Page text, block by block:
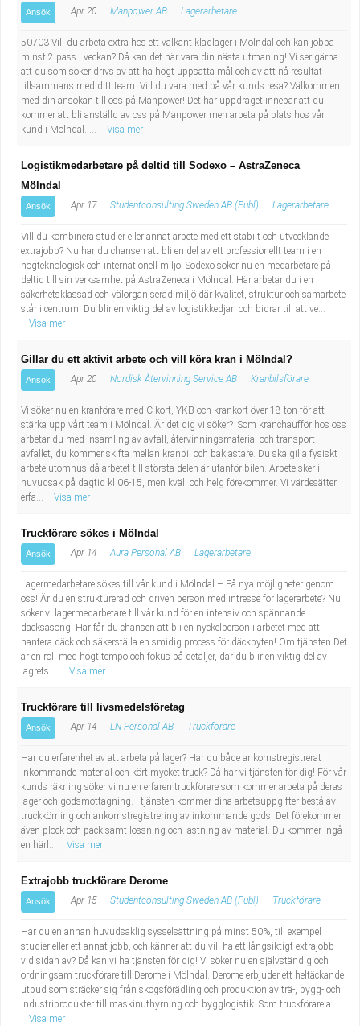
Ansök Apr 20 Manpower AB Lagerarbetare
50703 Vill du arbeta extra hos ett välkänt klädlager i Mölndal och kan jobba
minst 2 pass i veckan? Då kan det här vara din nästa utmaning! Vi ser gärna
att du som söker drivs av att ha högt uppsatta mål och av att nå resultat
tillsammans med ditt team. Vill du vara med på vår kunds resa? Välkommen
med din ansökan till oss på Manpower! Det här uppdraget innebär att du
kommer att bli anställd av oss på Manpower men arbeta på plats hos vår
kund i Mölndal. ...
Visa mer
Logistikmedarbetare på deltid till Sodexo – AstraZeneca
Mölndal
Ansök Apr 17 Studentconsulting Sweden AB (Publ) Lagerarbetare
Vill du kombinera studier eller annat arbete med ett stabilt och utvecklande
extrajobb? Nu har du chansen att bli en del av ett professionellt team i en
högteknologisk och internationell miljö! Sodexo söker nu en medarbetare på
deltid till sin verksamhet på AstraZeneca i Mölndal. Här arbetar du i en
säkerhetsklassad och välorganiserad miljö där kvalitet, struktur och samarbete
står i centrum. Du blir en viktig del av logistikkedjan och bidrar till att ve...
Visa mer
Gillar du ett aktivit arbete och vill köra kran i Mölndal?
Ansök Apr 20 Nordisk Återvinning Service AB Kranbilsförare
Vi söker nu en kranförare med C-kort, YKB och krankort över 18 ton för att
stärka upp vårt team i Mölndal. Är det dig vi söker? Som kranchaufför hos oss
arbetar du med insamling av avfall, återvinningsmaterial och transport
avfallet, du kommer skifta mellan kranbil och baklastare. Du ska gilla fysiskt
arbete utomhus då arbetet till största delen är utanför bilen. Arbete sker i
huvudsak på dagtid kl 06-15, men kväll och helg förekommer. Vi värdesätter
erfa...
Visa mer
Truckförare sökes i Mölndal
Ansök Apr 14 Aura Personal AB Lagerarbetare
Lagermedarbetare sökes till vår kund i Mölndal – Få nya möjligheter genom
oss! Är du en strukturerad och driven person med intresse för lagerarbete? Nu
söker vi lagermedarbetare till vår kund för en intensiv och spännande
däcksäsong. Här får du chansen att bli en nyckelperson i arbetet med att
hantera däck och säkerställa en smidig process för däckbyten! Om tjänsten Det
är en roll med högt tempo och fokus på detaljer, där du blir en viktig del av
lagrets ...
Visa mer
Truckförare till livsmedelsföretag
Ansök Apr 14 LN Personal AB Truckförare
Har du erfarenhet av att arbeta på lager? Har du både ankomstregistrerat
inkommande material och kört mycket truck? Då har vi tjänsten för dig! För vår
kunds räkning söker vi nu en erfaren truckförare som kommer arbeta på deras
lager och godsmottagning. I tjänsten kommer dina arbetsuppgifter bestå av
truckkörning och ankomstregistrering av inkommande gods. Det förekommer
även plock och pack samt lossning och lastning av material. Du kommer ingå i
en härl...
Visa mer
Extrajobb truckförare Derome
Ansök Apr 15 Studentconsulting Sweden AB (Publ) Truckförare
Har du en annan huvudsaklig sysselsättning på minst 50%, till exempel
studier eller ett annat jobb, och känner att du vill ha ett långsiktigt extrajobb
vid sidan av? Då kan vi ha tjänsten för dig! Vi söker nu en självständig och
ordningsam truckförare till Derome i Mölndal. Derome erbjuder ett heltäckande
utbud som sträcker sig från skogsförädling och produktion av trä-, bygg- och
industriprodukter till maskinuthyrning och bygglogistik. Som truckförare a...
Visa mer